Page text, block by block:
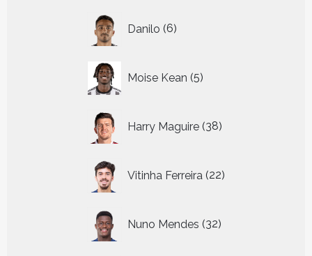
Danilo 6
producten
Moise Kean 5
producten
Harry Maguire 38
producten
Vitinha Ferreira 22
producten
Nuno Mendes 32
producten